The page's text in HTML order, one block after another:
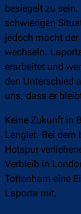
besiegelt zu
schwierigen
jedoch macht
wechseln.
erarbeitet und
den Unterschied
uns, dass er
Keine Zukunft in
Lenglet. Bei dem
Hotspur
Verbleib in
Tottenham eine
Laporta mit.